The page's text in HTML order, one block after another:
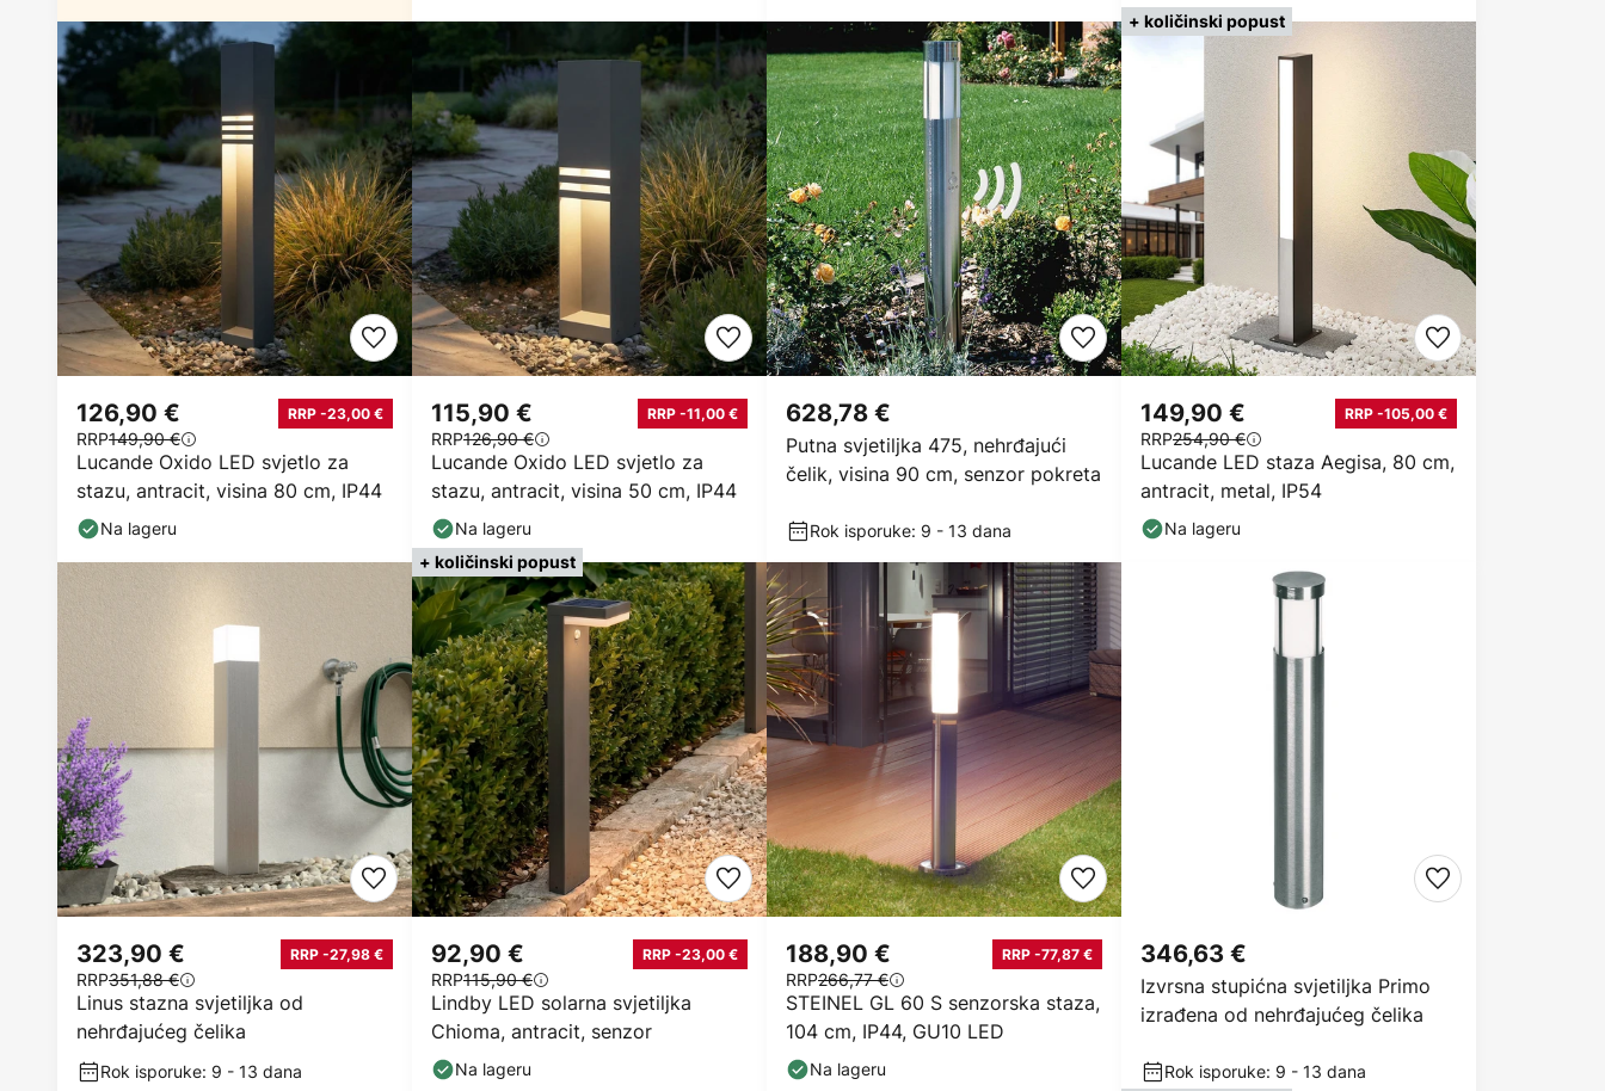
Lucande Oxido LED svjetlo za
stazu, antracit, visina 80 cm, IP44
126,90 € RRP -23,00 €
RRP149,90 €
Na lageru
Lucande Oxido LED svjetlo za
stazu, antracit, visina 50 cm, IP44
115,90 € RRP -11,00 €
RRP126,90 €
Na lageru
Putna svjetiljka 475, nehrđajući
čelik, visina 90 cm, senzor pokreta
628,78 €
Rok isporuke: 9 - 13 dana
+ količinski popust
Lucande LED staza Aegisa, 80 cm,
antracit, metal, IP54
149,90 € RRP -105,00 €
RRP254,90 €
Na lageru
Linus stazna svjetiljka od
nehrđajućeg čelika
323,90 € RRP -27,98 €
RRP351,88 €
Rok isporuke: 9 - 13 dana
+ količinski popust
Lindby LED solarna svjetiljka
Chioma, antracit, senzor
92,90 € RRP -23,00 €
RRP115,90 €
Na lageru
STEINEL GL 60 S senzorska staza,
104 cm, IP44, GU10 LED
188,90 € RRP -77,87 €
RRP266,77 €
Na lageru
Izvrsna stupićna svjetiljka Primo
izrađena od nehrđajućeg čelika
346,63 €
Rok isporuke: 9 - 13 dana